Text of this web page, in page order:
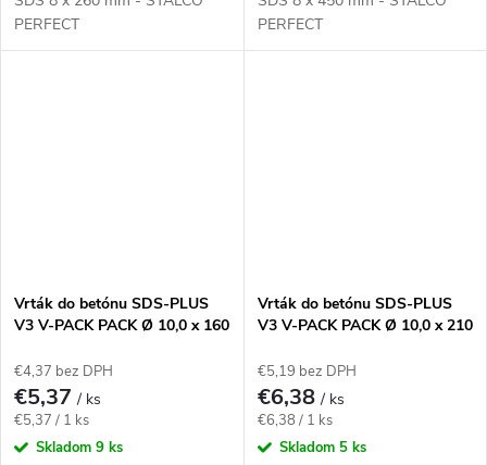
PERFECT
PERFECT
Vrták do betónu SDS-PLUS
V3 V-PACK PACK Ø 10,0 x 160
€4,37 bez DPH
€5,37/ ks
Jednotková
cena:
€5,37 / 1 ks
Skladom 9 ks
Vrták do betónu SDS-PLUS
V3 V-PACK PACK Ø 10,0 x 210
€5,19 bez DPH
€6,38/ ks
Jednotková
cena:
€6,38 / 1 ks
Skladom 5 ks